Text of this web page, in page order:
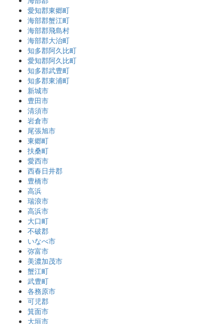
愛知郡東郷町
海部郡蟹江町
海部郡飛島村
海部郡大治町
知多郡阿久比町
愛知郡阿久比町
知多郡武豊町
知多郡東浦町
新城市
豊田市
清須市
岩倉市
尾張旭市
東郷町
扶桑町
愛西市
西春日井郡
豊橋市
高浜
瑞浪市
高浜市
大口町
不破郡
いなべ市
弥富市
美濃加茂市
蟹江町
武豊町
各務原市
可児郡
箕面市
大垣市